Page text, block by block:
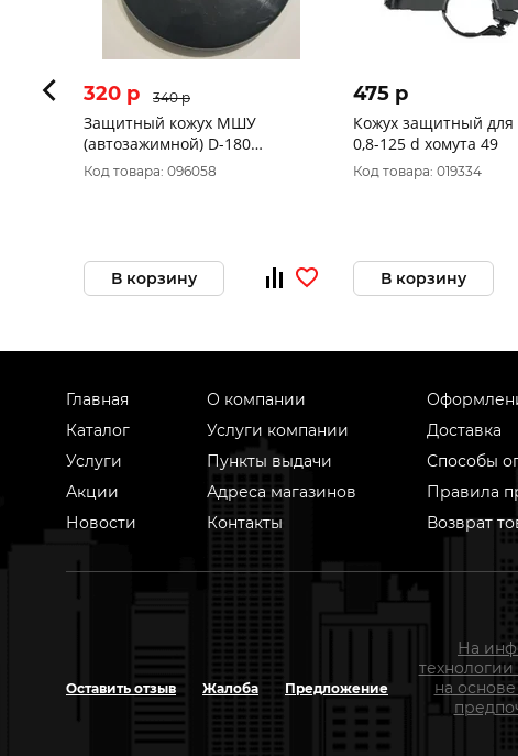
320 p 340 p
Защитный кожух МШУ
(автозажимной) D-180
BAG180/1800S 21.02.062.049
Код товара: 096058
В корзину
475 p
Кожух защитный
0,8-125 d хомута 49
Код товара: 019334
В корзину
Главная
Каталог
Услуги
Акции
Новости
О компании
Услуги компании
Пункты выдачи
Адреса магазинов
Контакты
Доставка
Способы
Правила
Возврат
Оставить отзыв Жалоба Предложение
На
на